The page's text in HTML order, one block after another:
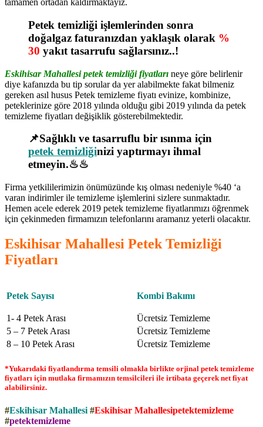
tamamen ortadan kaldırmaktayız.
Petek temizliği işlemlerinden sonra
doğalgaz faturanızdan yaklaşık olarak %
30 yakıt tasarrufu sağlarsınız..!
Eskihisar Mahallesi petek temizliği fiyatları neye göre belirlenir
diye kafanızda bu tip sorular da yer alabilmekte fakat bilmeniz
gereken asıl husus Petek temizleme fiyatı evinize, kombinize,
peteklerinize göre 2018 yılında olduğu gibi 2019 yılında da petek
temizleme fiyatları değişiklik gösterebilmektedir.
📌Sağlıklı ve tasarruflu bir ısınma için
petek temizliğinizi yaptırmayı ihmal
etmeyin.♨♨
Firma yetkililerimizin önümüzünde kış olması nedeniyle %40 ‘a
varan indirimler ile temizleme işlemlerini sizlere sunmaktadır.
Hemen acele ederek 2019 petek temizleme fiyatlarımızı öğrenmek
için çekinmeden firmamızın telefonlarını aramanız yeterli olacaktır.
Eskihisar Mahallesi Petek Temizliği
Fiyatları
Petek Sayısı Kombi Bakımı
1- 4 Petek Arası
Ücretsiz Temizleme
5 – 7 Petek Arası
Ücretsiz Temizleme
8 – 10 Petek Arası
Ücretsiz Temizleme
*Yukarıdaki fiyatlandırma temsili olmakla birlikte orjinal petek temizleme
fiyatları için mutlaka firmamızın temsilcileri ile irtibata geçerek net fiyat
alabilirsiniz.
#Eskihisar Mahallesi #Eskihisar Mahallesipetektemizleme
#petektemizleme